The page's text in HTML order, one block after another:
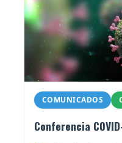
COMUNICADOS
Conferencia